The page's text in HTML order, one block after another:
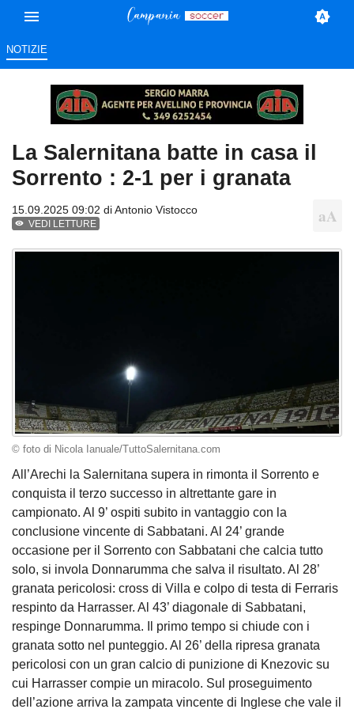
NOTIZIE
La Salernitana batte in casa il
Sorrento : 2-1 per i granata
15.09.2025 09:02 diAntonio Vistocco
VEDI LETTURE
© foto di Nicola Ianuale/TuttoSalernitana.com
All’Arechi la Salernitana supera in rimonta il Sorrento e
conquista il terzo successo in altrettante gare in
campionato. Al 9’ ospiti subito in vantaggio con la
conclusione vincente di Sabbatani. Al 24’ grande
occasione per il Sorrento con Sabbatani che calcia tutto
solo, si invola Donnarumma che salva il risultato. Al 28’
granata pericolosi: cross di Villa e colpo di testa di Ferraris
respinto da Harrasser. Al 43’ diagonale di Sabbatani,
respinge Donnarumma. Il primo tempo si chiude con i
granata sotto nel punteggio. Al 26’ della ripresa granata
pericolosi con un gran calcio di punizione di Knezovic su
cui Harrasser compie un miracolo. Sul proseguimento
dell’azione arriva la zampata vincente di Inglese che vale il